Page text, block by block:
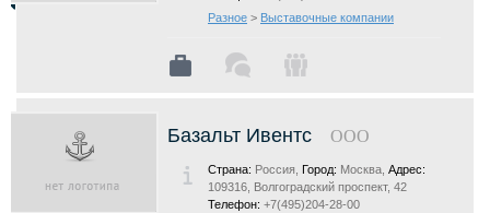
Разное > Выставочные компании
Базальт Ивентс ООО
Страна: Россия, Город: Москва, Адрес:
109316, Волгоградский проспект, 42
Телефон: +7(495)204-28-00